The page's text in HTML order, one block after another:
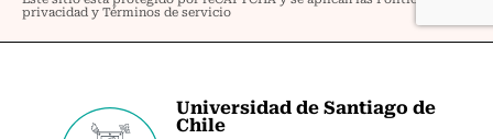
Universidad de Santiago de
Chile